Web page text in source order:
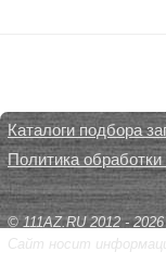
Каталоги подбора
Политика
© 111AZ.RU 2012 - 2026
Сайт носит